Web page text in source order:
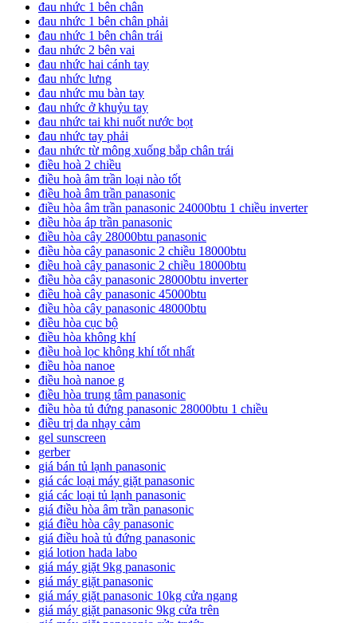
đau nhức 1 bên chân
đau nhức 1 bên chân phải
đau nhức 1 bên chân trái
đau nhức 2 bên vai
đau nhức hai cánh tay
đau nhức lưng
đau nhức mu bàn tay
đau nhức ở khuỷu tay
đau nhức tai khi nuốt nước bọt
đau nhức tay phải
đau nhức từ mông xuống bắp chân trái
điều hoà 2 chiều
điều hoà âm trần loại nào tốt
điều hoà âm trần panasonic
điều hòa âm trần panasonic 24000btu 1 chiều inverter
điều hòa áp trần panasonic
điều hòa cây 28000btu panasonic
điều hòa cây panasonic 2 chiều 18000btu
điều hoà cây panasonic 2 chiều 18000btu
điều hòa cây panasonic 28000btu inverter
điều hoà cây panasonic 45000btu
điều hòa cây panasonic 48000btu
điều hòa cục bộ
điều hòa không khí
điều hoà lọc không khí tốt nhất
điều hòa nanoe
điều hoà nanoe g
điều hòa trung tâm panasonic
điều hòa tủ đứng panasonic 28000btu 1 chiều
điều trị da nhạy cảm
gel sunscreen
gerber
giá bán tủ lạnh panasonic
giá các loại máy giặt panasonic
giá các loại tủ lạnh panasonic
giá điều hòa âm trần panasonic
giá điều hòa cây panasonic
giá điều hoà tủ đứng panasonic
giá lotion hada labo
giá máy giặt 9kg panasonic
giá máy giặt panasonic
giá máy giặt panasonic 10kg cửa ngang
giá máy giặt panasonic 9kg cửa trên